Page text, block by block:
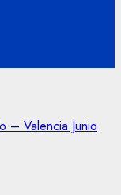
– Valencia Junio